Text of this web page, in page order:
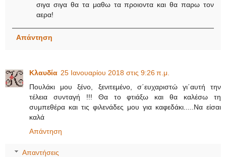
σιγα σιγα θα τα μαθω τα προιοντα και θα παρω τον
αερα!
Απάντηση
Κλαυδία 25 Ιανουαρίου 2018 στις 9:26 π.μ.
Πουλάκι μου ξένο, ξενιτεμένο, σ΄ευχαριστώ γι΄αυτή την
τέλεια συνταγή !!! Θα το φτιάξω και θα καλέσω τη
συμπεθέρα και τις φιλενάδες μου για καφεδάκι.....Να είσαι
καλά
Απάντηση
Απαντήσεις